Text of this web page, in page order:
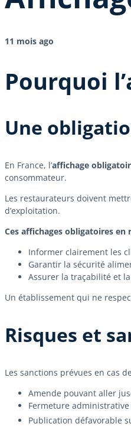
11 mois ago
Pourquoi
Une
En France, l’affichage
consommateur.
Les restaurateurs doivent
d’exploitation.
Ces affichages obligatoires
Informer clairement les
Garantir la sécurité
Assurer la traçabilité et
Un établissement qui ne
Risques et
Les sanctions prévues en cas
Amende pouvant aller
Fermeture
Publication défavorable